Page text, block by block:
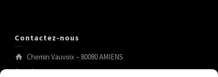
Contactez-nous
Chemin Vauvoix – 80080 AMIENS
tél.:03.22.44.53.04